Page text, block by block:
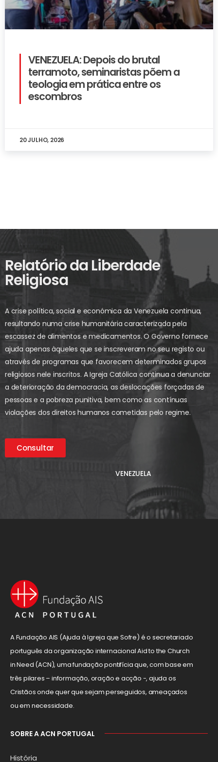
VENEZUELA: Depois do brutal
terramoto, seminaristas põem a
teologia em prática entre os
escombros
20 JULHO, 2026
Relatório da Liberdade
Religiosa
A crise política, social e económica da Venezuela continua,
resultando numa crise humanitária caracterizada pela
escassez de alimentos e medicamentos. O Governo fornece
ajuda apenas àqueles que se inscreveram no seu registo ou
através de programas que favorecem determinados grupos
religiosos nele inscritos. A Igreja Católica continua a denunciar
a deterioração da democracia, as deslocações forçadas de
pessoas e a pobreza punitiva, bem como as contínuas
violações dos direitos humanos cometidas pelo regime.
Consultar
VENEZUELA
A Fundação AIS (Ajuda à Igreja que Sofre) é o secretariado
português da organização internacional Aid to the Church
in Need (ACN), uma fundação pontifícia que, com base em
três pilares – informação, oração e acção -, ajuda os
Cristãos onde quer que sejam perseguidos, ameaçados
ou em necessidade.
SOBRE A ACN PORTUGAL
História